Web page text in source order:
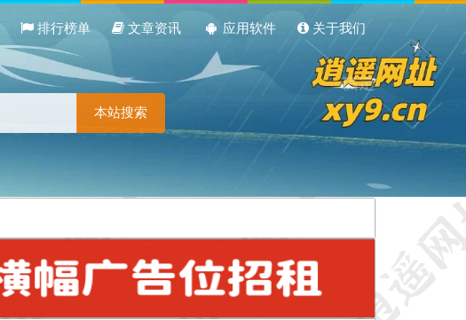
排行榜单 文章资讯 应用软件 关于我们
本站搜索